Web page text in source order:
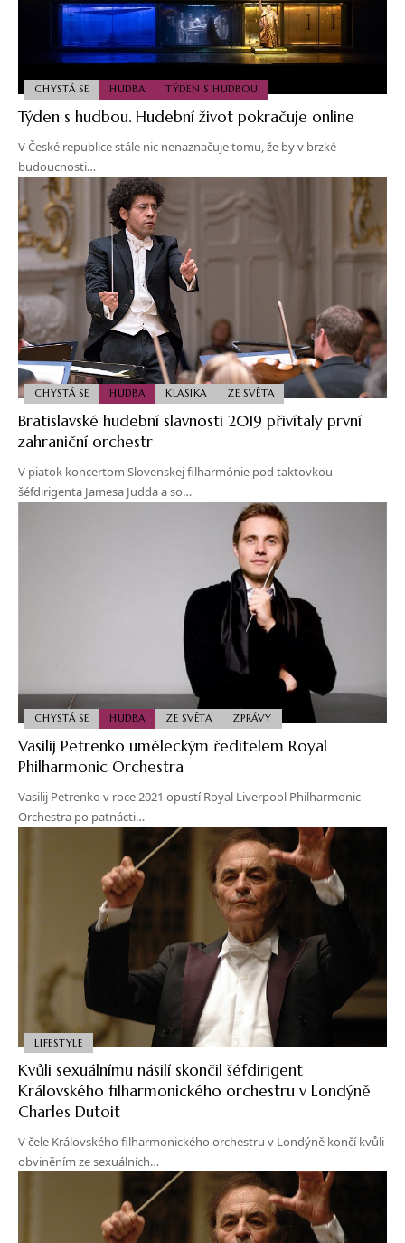
CHYSTÁ SE HUDBA TÝDEN S HUDBOU
Týden s hudbou. Hudební život pokračuje online
V České republice stále nic nenaznačuje tomu, že by v brzké
budoucnosti…
CHYSTÁ SE HUDBA KLASIKA ZE SVĚTA
Bratislavské hudební slavnosti 2019 přivítaly první
zahraniční orchestr
V piatok koncertom Slovenskej filharmónie pod taktovkou
šéfdirigenta Jamesa Judda a so…
CHYSTÁ SE HUDBA ZE SVĚTA ZPRÁVY
Vasilij Petrenko uměleckým ředitelem Royal
Philharmonic Orchestra
Vasilij Petrenko v roce 2021 opustí Royal Liverpool Philharmonic
Orchestra po patnácti…
LIFESTYLE
Kvůli sexuálnímu násilí skončil šéfdirigent
Královského filharmonického orchestru v Londýně
Charles Dutoit
V čele Královského filharmonického orchestru v Londýně končí kvůli
obviněním ze sexuálních…